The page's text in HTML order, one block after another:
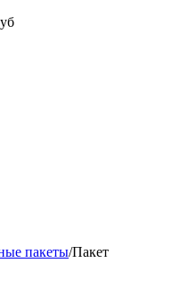
пакеты/Пакет